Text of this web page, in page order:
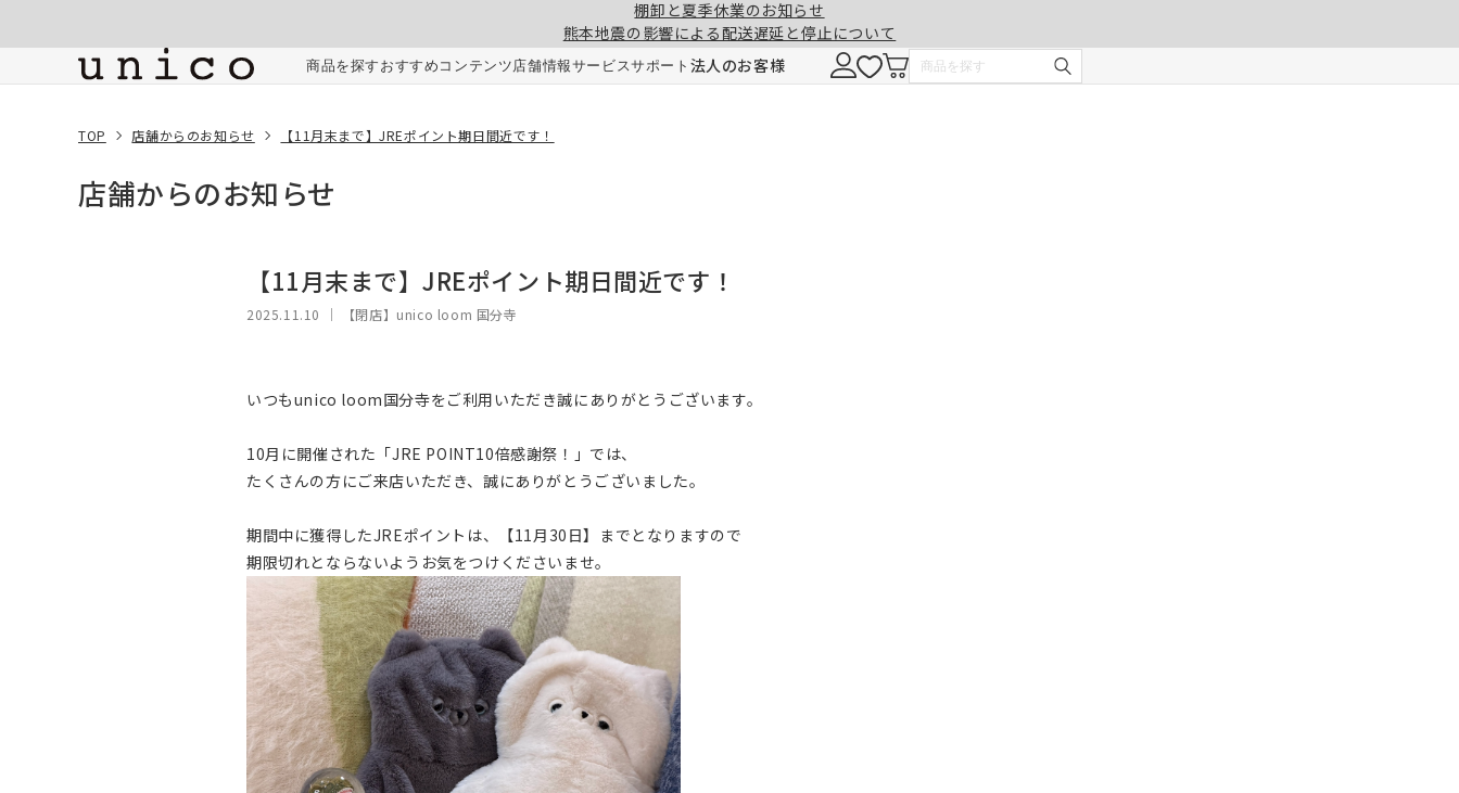
棚卸と夏季休業のお知らせ
熊本地震の影響による配送遅延と停止について
商品を探す おすすめコンテンツ 店舗情報サービスサポート 法人のお客様
TOP 店舗からのお知らせ 【11月末まで】JREポイント期日間近です！
店舗からのお知らせ
【11月末まで】JREポイント期日間近です！
2025.11.10 ｜ 【閉店】unico loom 国分寺
いつもunico loom国分寺をご利用いただき誠にありがとうございます。
10月に開催された「JRE POINT10倍感謝祭！」では、
たくさんの方にご来店いただき、誠にありがとうございました。
期間中に獲得したJREポイントは、【11月30日】までとなりますので
期限切れとならないようお気をつけくださいませ。